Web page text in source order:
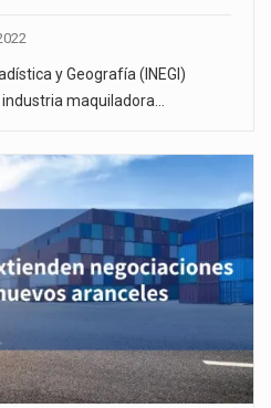
y Geografía (INEGI)
maquiladora…